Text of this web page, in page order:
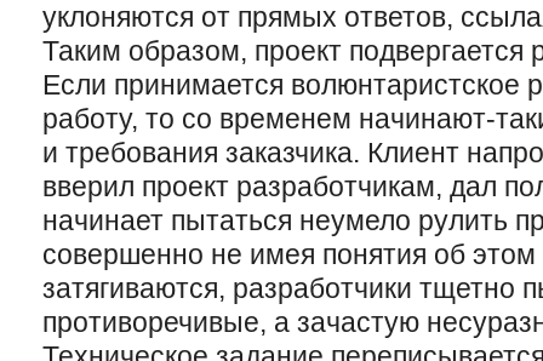
уклоняются от прямых ответов,
Таким образом, проект подвергается
Если принимается волюнтаристское
работу, то со временем начинают-
и требования заказчика. Клиент
вверил проект разработчикам, дал
начинает пытаться неумело рулить
совершенно не имея понятия об
затягиваются, разработчики тщетно
противоречивые, а зачастую